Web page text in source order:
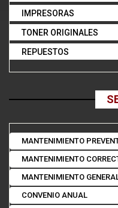
IMPRESORAS
TONER ORIGINALES
REPUESTOS
MANTENIMIENTO
MANTENIMIENTO
MANTENIMIENTO
CONVENIO ANUAL